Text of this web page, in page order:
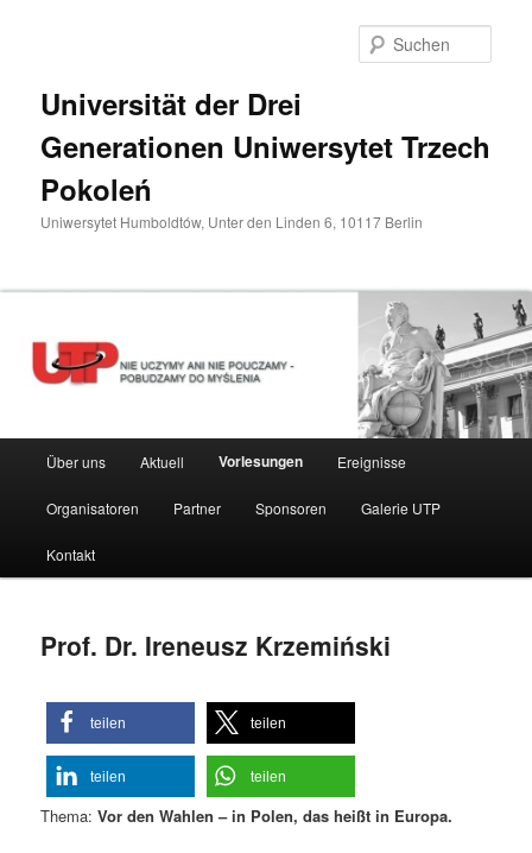
Universität der Drei
Generationen Uniwersytet Trzech
Pokoleń
Uniwersytet Humboldtów, Unter den Linden 6, 10117 Berlin
HauptmenüÜber uns Aktuell Vorlesungen Ereignisse
Organisatoren Partner Sponsoren Galerie UTP
Kontakt
Prof. Dr. Ireneusz Krzemiński
teilen teilen
teilen teilen
Thema:Vor den Wahlen – in Polen, das heißt in Europa.